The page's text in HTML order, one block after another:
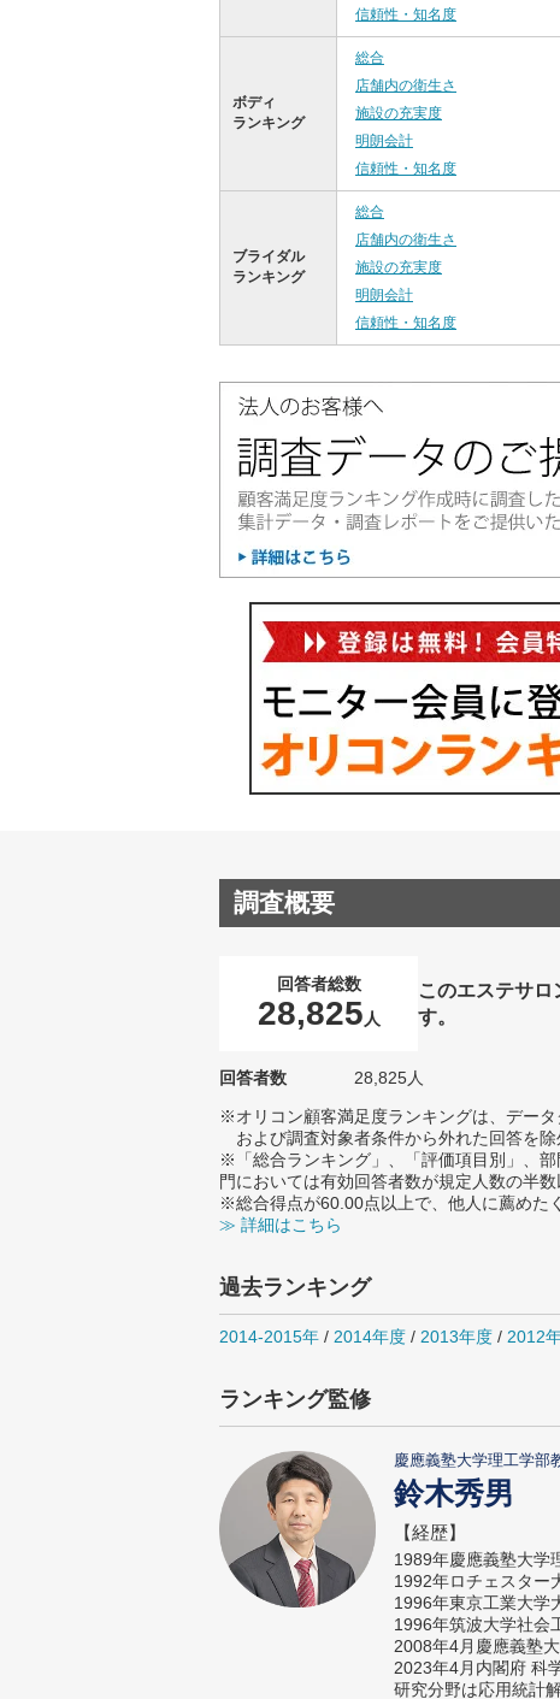
信頼性・知名度
ボディ
ランキング
総合
店舗内の衛生さ
施設の充実度
明朗会計
信頼性・知名度
ブライダル
ランキング
総合
店舗内の衛生さ
施設の充実度
明朗会計
信頼性・知名度
調査概要
回答者総数
28,825 人
このエステサ
す。
回答者数 28,825人
※オリコン顧客満足度ランキングは、デー
および調査対象者条件から外れた回答を除
※「総合ランキング」、「評価項目別」、
門においては有効回答者数が規定人数の半
※総合得点が60.00点以上で、他人に薦めた
≫ 詳細はこちら
過去ランキング
2014-2015年 / 2014年度 / 2013年度 / 2012
ランキング監修
慶應義塾大学理工学部
鈴木秀男
【経歴】
1989年慶應義塾大学
1992年ロチェスター
1996年東京工業大学
1996年筑波大学社会
2008年4月慶應義塾
2023年4月内閣府 科
研究分野は応用統計